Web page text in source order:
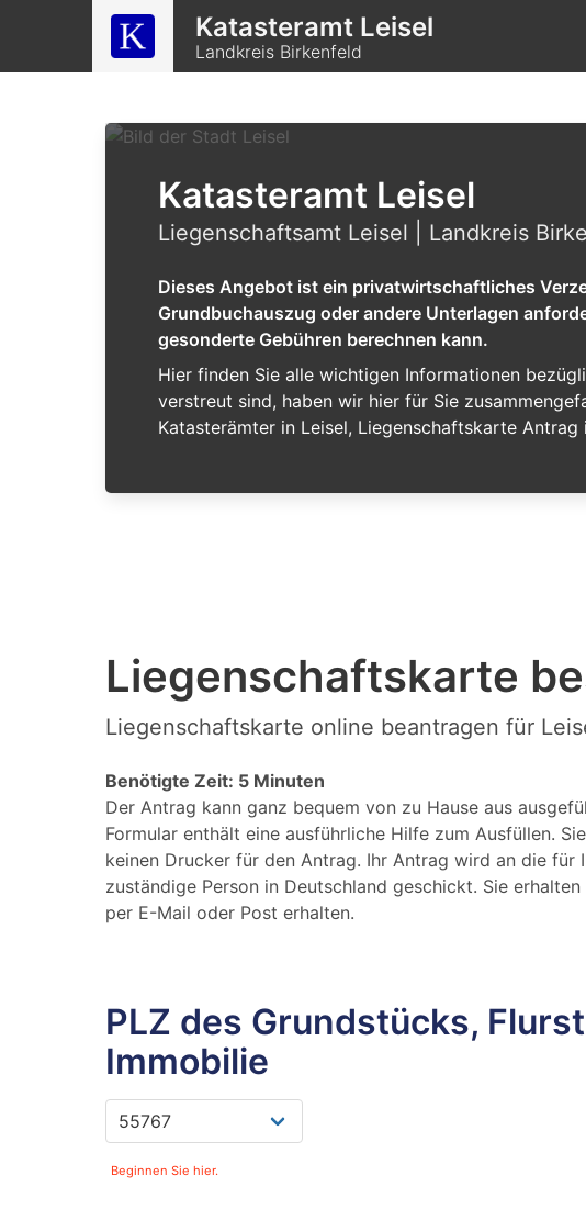
Katasteramt Leisel
Landkreis Birkenfeld
Katasteramt Leisel
Liegenschaftsamt Leisel | Landkreis
Dieses Angebot ist ein privatwirtschaftliches
Grundbuchauszug oder andere Unterlagen
gesonderte Gebühren berechnen kann.
Hier finden Sie alle wichtigen Informationen
verstreut sind, haben wir hier für Sie
Katasterämter in Leisel, Liegenschaftskarte Antrag
Liegenschaftskarte
Liegenschaftskarte online beantragen für
Benötigte Zeit: 5 Minuten
Der Antrag kann ganz bequem von zu Hause aus
Formular enthält eine ausführliche Hilfe zum Ausfüllen.
keinen Drucker für den Antrag. Ihr Antrag wird an die für
zuständige Person in Deutschland geschickt. Sie erhalten
per E-Mail oder Post erhalten.
PLZ des Grundstücks,
Immobilie
Beginnen Sie hier.